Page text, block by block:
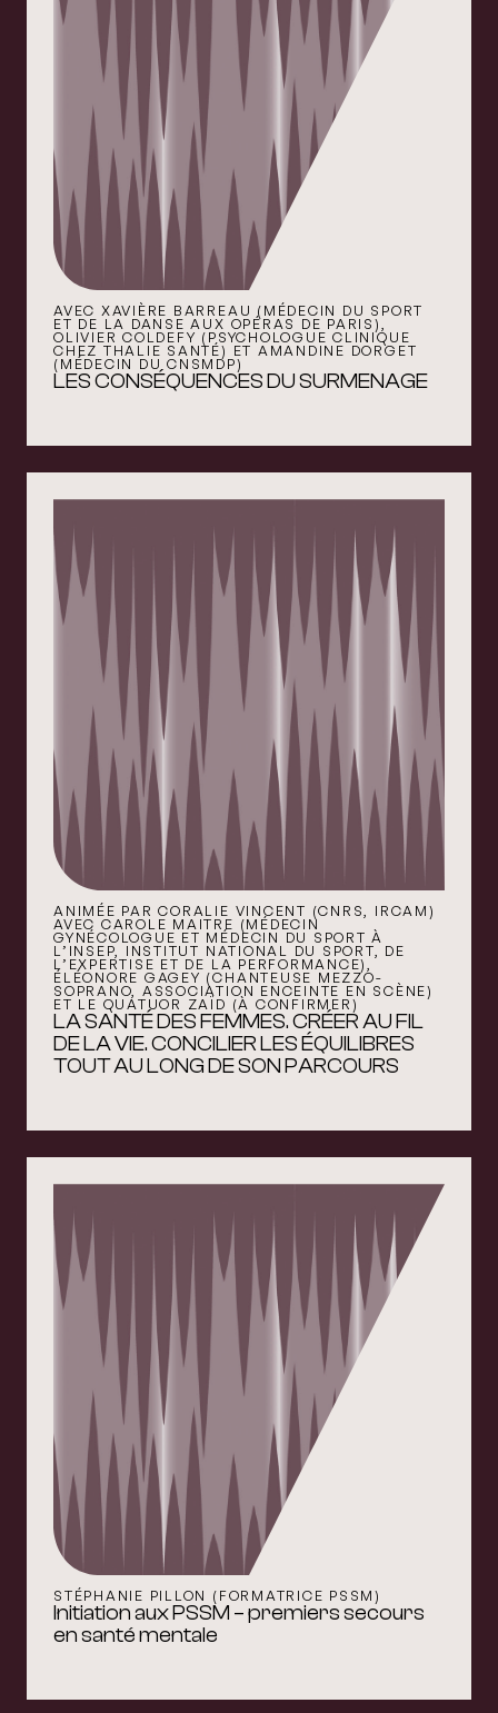
AVEC XAVIÈRE BARREAU (MÉDECIN DU SPORT
ET DE LA DANSE AUX OPÉRAS DE PARIS),
OLIVIER COLDEFY (PSYCHOLOGUE CLINIQUE
CHEZ THALIE SANTÉ) ET AMANDINE DORGET
(MÉDECIN DU CNSMDP)
LES CONSÉQUENCES DU SURMENAGE
ANIMÉE PAR CORALIE VINCENT (CNRS, IRCAM)
AVEC CAROLE MAITRE (MÉDECIN
GYNÉCOLOGUE ET MÉDECIN DU SPORT À
L’INSEP, INSTITUT NATIONAL DU SPORT, DE
L’EXPERTISE ET DE LA PERFORMANCE),
ÉLÉONORE GAGEY (CHANTEUSE MEZZO-
SOPRANO, ASSOCIATION ENCEINTE EN SCÈNE)
ET LE QUATUOR ZAÏD (À CONFIRMER)
LA SANTÉ DES FEMMES. CRÉER AU FIL
DE LA VIE. CONCILIER LES ÉQUILIBRES
TOUT AU LONG DE SON PARCOURS
STÉPHANIE PILLON (FORMATRICE PSSM)
Initiation aux PSSM – premiers secours
en santé mentale